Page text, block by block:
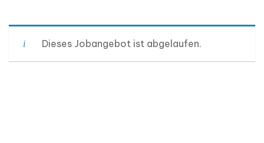
Dieses Jobangebot ist abgelaufen.